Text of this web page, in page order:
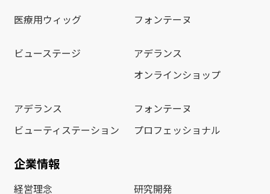
医療用ウィッグ フォンテーヌ
ビューステージ
アデランス
オンラインショップ
アデランス
ビューティステーション
フォンテーヌ
プロフェッショナル
企業情報
経営理念 研究開発